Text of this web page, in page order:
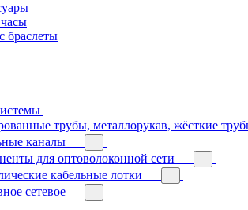
браслеты
трубы, металлорукав, жёсткие
каналы
для оптоволоконной сети
кабельные лотки
сетевое